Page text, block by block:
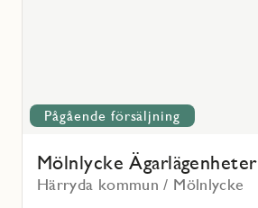
Pågående försäljning
Mölnlycke Ägarlägenheter
Härryda kommun / Mölnlycke